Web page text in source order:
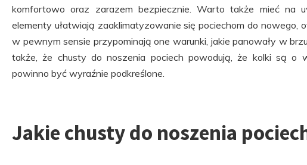
komfortowo oraz zarazem bezpiecznie. Warto także mieć na
elementy ułatwiają zaaklimatyzowanie się pociechom do nowego,
w pewnym sensie przypominają one warunki, jakie panowały w
także, że chusty do noszenia pociech powodują, że kolki są o
powinno być wyraźnie podkreślone.
Jakie chusty do noszenia